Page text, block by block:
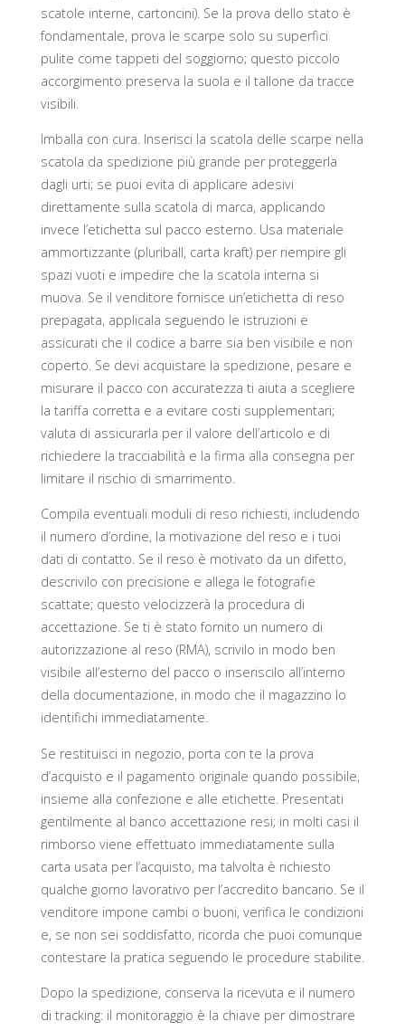
scatole interne, cartoncini). Se la prova dello stato è
fondamentale, prova le scarpe solo su superfici
pulite come tappeti del soggiorno; questo piccolo
accorgimento preserva la suola e il tallone da tracce
visibili.
Imballa con cura. Inserisci la scatola delle scarpe nella
scatola da spedizione più grande per proteggerla
dagli urti; se puoi evita di applicare adesivi
direttamente sulla scatola di marca, applicando
invece l’etichetta sul pacco esterno. Usa materiale
ammortizzante (pluriball, carta kraft) per riempire gli
spazi vuoti e impedire che la scatola interna si
muova. Se il venditore fornisce un’etichetta di reso
prepagata, applicala seguendo le istruzioni e
assicurati che il codice a barre sia ben visibile e non
coperto. Se devi acquistare la spedizione, pesare e
misurare il pacco con accuratezza ti aiuta a scegliere
la tariffa corretta e a evitare costi supplementari;
valuta di assicurarla per il valore dell’articolo e di
richiedere la tracciabilità e la firma alla consegna per
limitare il rischio di smarrimento.
Compila eventuali moduli di reso richiesti, includendo
il numero d’ordine, la motivazione del reso e i tuoi
dati di contatto. Se il reso è motivato da un difetto,
descrivilo con precisione e allega le fotografie
scattate; questo velocizzerà la procedura di
accettazione. Se ti è stato fornito un numero di
autorizzazione al reso (RMA), scrivilo in modo ben
visibile all’esterno del pacco o inseriscilo all’interno
della documentazione, in modo che il magazzino lo
identifichi immediatamente.
Se restituisci in negozio, porta con te la prova
d’acquisto e il pagamento originale quando possibile,
insieme alla confezione e alle etichette. Presentati
gentilmente al banco accettazione resi; in molti casi il
rimborso viene effettuato immediatamente sulla
carta usata per l’acquisto, ma talvolta è richiesto
qualche giorno lavorativo per l’accredito bancario. Se il
venditore impone cambi o buoni, verifica le condizioni
e, se non sei soddisfatto, ricorda che puoi comunque
contestare la pratica seguendo le procedure stabilite.
Dopo la spedizione, conserva la ricevuta e il numero
di tracking: il monitoraggio è la chiave per dimostrare